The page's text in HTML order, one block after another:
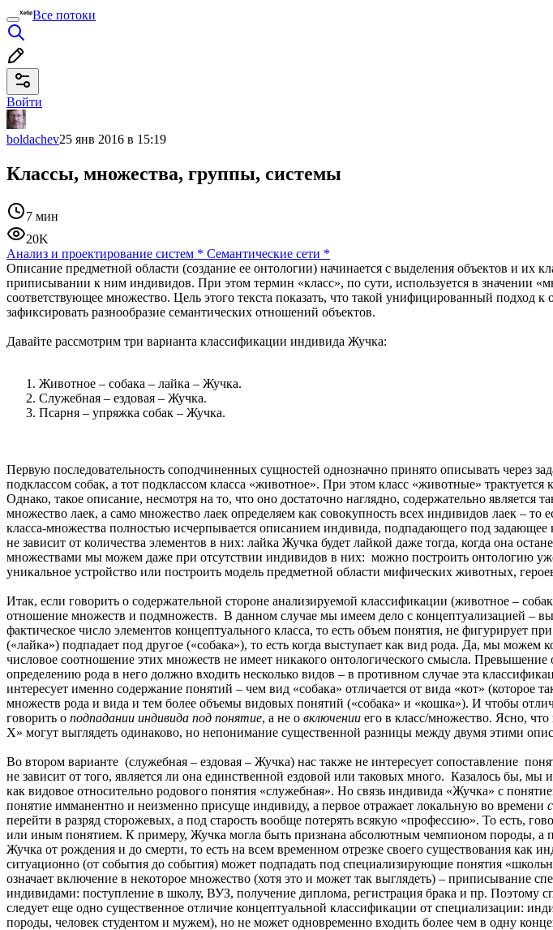
Все потоки
Войти
boldachev25 янв 2016 в 15:19
Классы, множества, группы, системы
7 мин
20K
Анализ и проектирование систем * Семантические сети *
Описание предметной области (создание ее онтологии) начинается с выделения объектов и их
приписывании к ним индивидов. При этом термин «класс», по сути, используется в значении
соответствующее множество. Цель этого текста показать, что такой унифицированный
зафиксировать разнообразие семантических отношений объектов.
Давайте рассмотрим три варианта классификации индивида Жучка:
Животное – собака – лайка – Жучка.
Служебная – ездовая – Жучка.
Псарня – упряжка собак – Жучка.
Первую последовательность соподчиненных сущностей однозначно принято описывать через
подклассом собак, а тот подклассом класса «животное». При этом класс «животные»
Однако, такое описание, несмотря на то, что оно достаточно наглядно, содержательно
множество лаек, а само множество лаек определяем как совокупность всех индивидов лаек –
класса-множества полностью исчерпывается описанием индивида, подпадающего под
не зависит от количества элементов в них: лайка Жучка будет лайкой даже тогда, когда она
множествами мы можем даже при отсутствии индивидов в них: можно построить онтологию
уникальное устройство или построить модель предметной области мифических животных,
Итак, если говорить о содержательной стороне анализируемой классификации (животное –
отношение множеств и подмножеств. В данном случае мы имеем дело с концептуализацией –
фактическое число элементов концептуального класса, то есть объем понятия, не фигурирует
(«лайка») подпадает под другое («собака»), то есть когда выступает как вид рода. Да, мы
числовое соотношение этих множеств не имеет никакого онтологического смысла.
определению рода в него должно входить несколько видов – в противном случае эта
интересует именно содержание понятий – чем вид «собака» отличается от вида «кот» (которое
множеств рода и вида и тем более объемы видовых понятий («собака» и «кошка»). И чтобы
говорить о подпадании индивида под понятие, а не о включении его в класс/множество. Ясно,
Х» могут выглядеть одинаково, но непонимание существенной разницы между двумя этими
Во втором варианте (служебная – ездовая – Жучка) нас также не интересует сопоставление
не зависит от того, является ли она единственной ездовой или таковых много. Казалось бы,
как видовое относительно родового понятия «служебная». Но связь индивида «Жучка» с
понятие имманентно и неизменно присуще индивиду, а первое отражает локальную во времени
перейти в разряд сторожевых, а под старость вообще потерять всякую «профессию». То есть,
или иным понятием. К примеру, Жучка могла быть признана абсолютным чемпионом породы, а
Жучка от рождения и до смерти, то есть на всем временном отрезке своего существования как
ситуационно (от события до события) может подпадать под специализирующие понятия
означает включение в некоторое множество (хотя это и может так выглядеть) – приписывание
индивидами: поступление в школу, ВУЗ, получение диплома, регистрация брака и пр. Поэтому
следует еще одно существенное отличие концептуальной классификации от специализации:
породы, человек студентом и мужем), но не может одновременно входить более чем в одну